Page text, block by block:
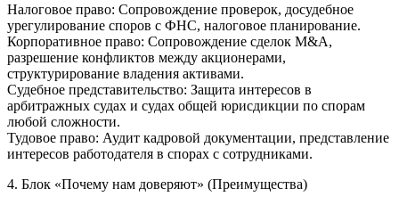
Налоговое право: Сопровождение проверок, досудебное
урегулирование споров с ФНС, налоговое планирование.
Корпоративное право: Сопровождение сделок M&A,
разрешение конфликтов между акционерами,
структурирование владения активами.
Судебное представительство: Защита интересов в
арбитражных судах и судах общей юрисдикции по спорам
любой сложности.
Тудовое право: Аудит кадровой документации, представление
интересов работодателя в спорах с сотрудниками.
4. Блок «Почему нам доверяют» (Преимущества)